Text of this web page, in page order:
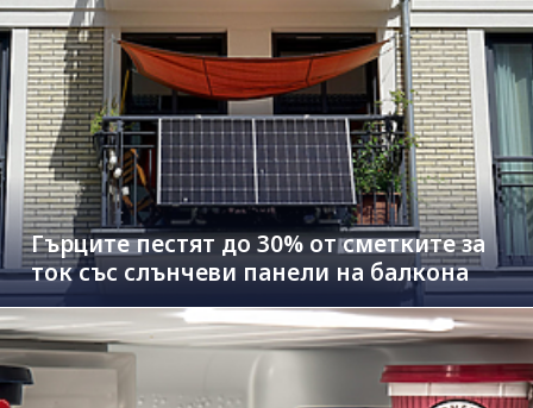
Гърците пестят до 30% от сметките за
ток със слънчеви панели на балкона